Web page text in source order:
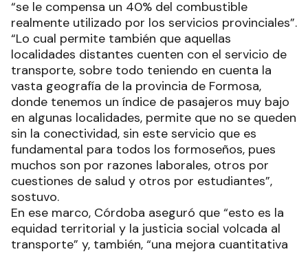
“se le compensa un 40% del combustible
realmente utilizado por los servicios provinciales”.
“Lo cual permite también que aquellas
localidades distantes cuenten con el servicio de
transporte, sobre todo teniendo en cuenta la
vasta geografía de la provincia de Formosa,
donde tenemos un índice de pasajeros muy bajo
en algunas localidades, permite que no se queden
sin la conectividad, sin este servicio que es
fundamental para todos los formoseños, pues
muchos son por razones laborales, otros por
cuestiones de salud y otros por estudiantes”,
sostuvo.
En ese marco, Córdoba aseguró que “esto es la
equidad territorial y la justicia social volcada al
transporte” y, también, “una mejora cuantitativa